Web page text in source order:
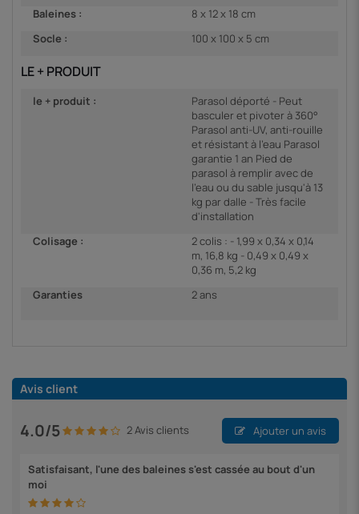
Baleines :
8 x 12 x 18 cm
Socle :
100 x 100 x 5 cm
LE + PRODUIT
le + produit :
Parasol déporté - Peut
basculer et pivoter à 360°
Parasol anti-UV, anti-rouille
et résistant à l'eau Parasol
garantie 1 an Pied de
parasol à remplir avec de
l'eau ou du sable jusqu'à 13
kg par dalle - Très facile
d'installation
Colisage :
2 colis : - 1,99 x 0,34 x 0,14
m, 16,8 kg - 0,49 x 0,49 x
0,36 m, 5,2 kg
Garanties
2 ans
Avis client
4.0/5 2 Avis clients Ajouter un avis
Satisfaisant, l'une des baleines s'est cassée au bout d'un
moi